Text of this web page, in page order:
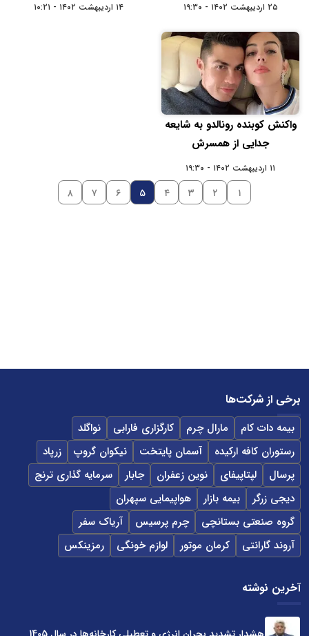
۲۵ اردیبهشت ۱۴۰۲ - ۱۹:۳۰ ۱۴ اردیبهشت ۱۴۰۲ - ۱۰:۲۱
واکنش کوبنده رونالدو به شایعه
جدایی از همسرش
۱۱ اردیبهشت ۱۴۰۲ - ۱۹:۳۰
۱ ۲ ۳ ۴ ۵ ۶ ۷ ۸
برخی از شرکت‌ها
بیمه دات کام مارال چرم کارگزاری فارابی
نواگلد
رستوران کافه ارکیده
آسمان پایتخت نیکوان گروپ
زرپاد
پرسال
لپتاپیفای نوین زعفران جابار
سرمایه گذاری ترنج
دیجی زرگر
بیمه بازار
هواپیمایی سپهران
گروه صنعتی بستانچی
چرم پرسیس
آریاک سفر
آروند گارانتی
کرمان موتور لوازم خونگی رمزینکس
آخرین نوشته